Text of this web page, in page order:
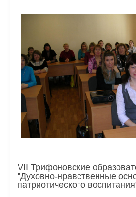
VII Трифоновские
"Духовно-нравственные
патриотического